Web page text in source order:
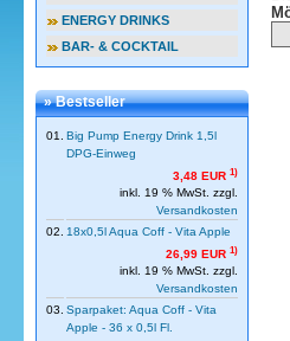
ENERGY DRINKS
BAR- & COCKTAIL
» Bestseller
01. Big Pump Energy Drink 1,5l
DPG-Einweg
3,48 EUR 1)
inkl. 19 % MwSt. zzgl.
Versandkosten
02. 18x0,5l Aqua Coff - Vita Apple
26,99 EUR 1)
inkl. 19 % MwSt. zzgl.
Versandkosten
03. Sparpaket: Aqua Coff - Vita
Apple - 36 x 0,5l Fl.